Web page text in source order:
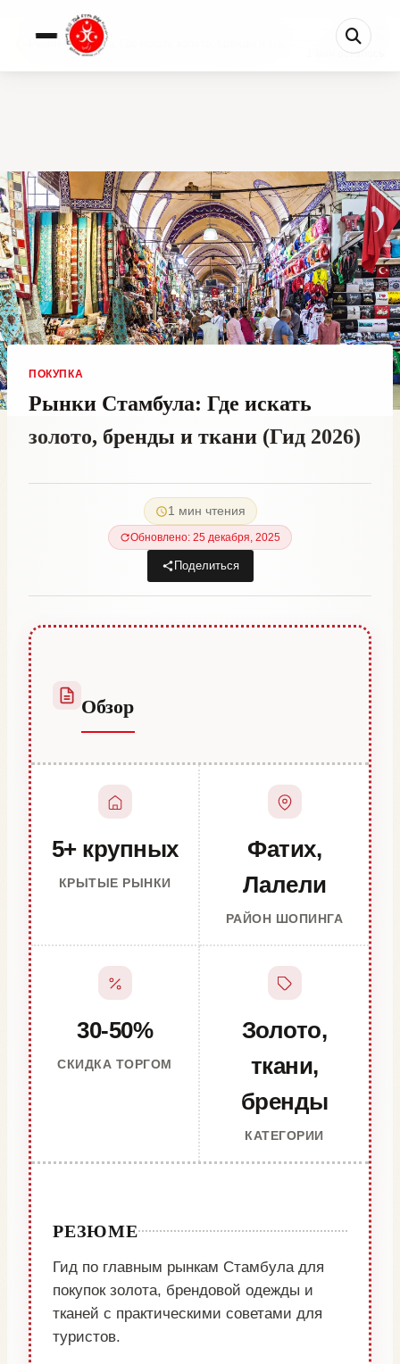
Рынки Стамбула: Где искать золото, бренды и тка...
0%
1 мин осталось
ПОКУПКА
Рынки Стамбула: Где искать
золото, бренды и ткани (Гид 2026)
1 мин чтения
Обновлено: 25 декабря, 2025
Поделиться
Обзор
5+ крупных
КРЫТЫЕ РЫНКИ
Фатих,
Лалели
РАЙОН ШОПИНГА
30-50%
СКИДКА ТОРГОМ
Золото,
ткани,
бренды
КАТЕГОРИИ
РЕЗЮМЕ
Гид по главным рынкам Стамбула для
покупок золота, брендовой одежды и
тканей с практическими советами для
туристов.